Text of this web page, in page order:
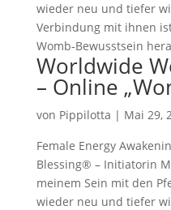
wieder neu und tiefer
Verbindung mit ihnen
Womb-Bewusstsein
Worldwide
– Online
von Pippilotta | Mai 29,
Female Energy
Blessing® – Initiatorin
meinem Sein mit den
wieder neu und tiefer